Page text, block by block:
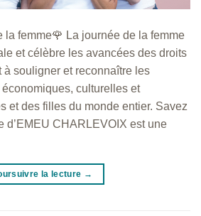
la femme🌹 La journée de la femme
et célèbre les avancées des droits
à souligner et reconnaître les
culturelles et
et des filles du monde entier. Savez
d’EMEU CHARLEVOIX est une
la lecture →